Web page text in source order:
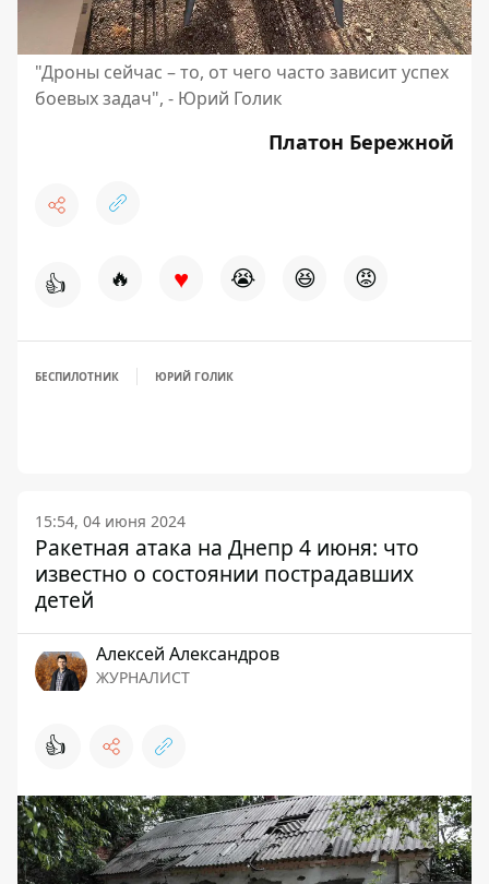
"Дроны сейчас – то, от чего часто зависит успех
боевых задач", - Юрий Голик
Платон Бережной
👍 🔥 ♥ 😭 😆 😡
БЕСПИЛОТНИК ЮРИЙ ГОЛИК
15:54, 04 июня 2024
Ракетная атака на Днепр 4 июня: что
известно о состоянии пострадавших
детей
Алексей Александров
ЖУРНАЛИСТ
👍